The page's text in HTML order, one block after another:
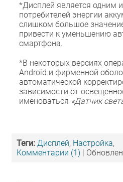
*Дисплей является одним
потребителей энергии
слишком большое
привести к уменьшению
смартфона.
*В некоторых версиях
Android и фирменной
автоматической
зависимости от
именоваться «Датчик
Теги: Дисплей, Настройка,
Комментарии (1) |